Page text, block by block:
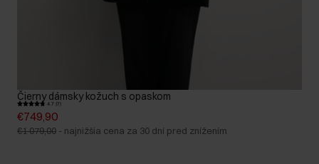
Čierny dámsky kožuch s opaskom
4.7 (7)
€749,90
€1 079,00 - najnižšia cena za 30 dní pred znížením